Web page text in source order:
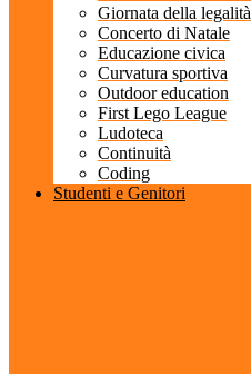
Giornata della legalità
Concerto di Natale
Educazione civica
Curvatura sportiva
Outdoor education
First Lego League
Ludoteca
Continuità
Coding
Studenti e Genitori